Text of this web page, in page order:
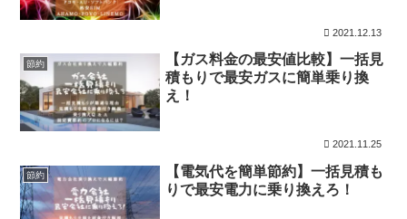
2021.12.13
節約
【ガス料金の最安値比較】一括見
積もりで最安ガスに簡単乗り換
え！
2021.11.25
節約
【電気代を簡単節約】一括見積も
りで最安電力に乗り換えろ！